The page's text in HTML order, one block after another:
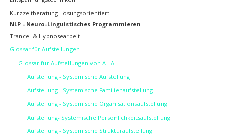
Kurzzeitberatung- lösungsorientiert
NLP - Neuro-Linguistisches Programmieren
Trance- & Hypnosearbeit
Glossar für Aufstellungen
Glossar für Aufstellungen von A - A
Aufstellung - Systemische Aufstellung
Aufstellung - Systemische Familienaufstellung
Aufstellung - Systemische Organisationsaufstellung
Aufstellung- Systemische Persönlichkeitsaufstellung
Aufstellung - Systemische Strukturaufstellung